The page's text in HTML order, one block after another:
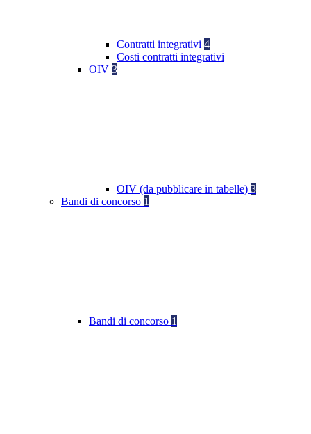
Contratti integrativi 4
Costi contratti integrativi
OIV 3
OIV (da pubblicare in tabelle) 3
Bandi di concorso 1
Bandi di concorso 1